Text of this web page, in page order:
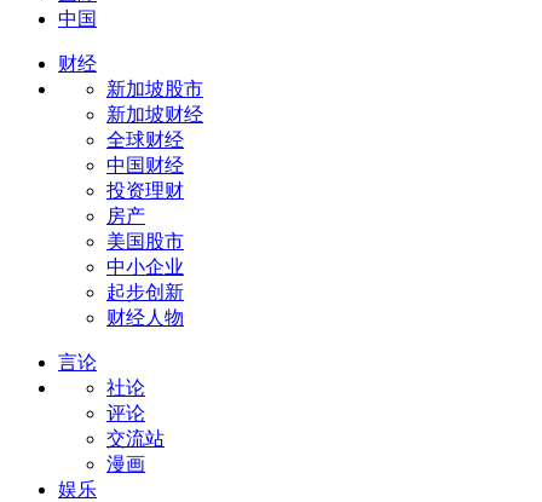
中国
财经
新加坡股市
新加坡财经
全球财经
中国财经
投资理财
房产
美国股市
中小企业
起步创新
财经人物
言论
社论
评论
交流站
漫画
娱乐